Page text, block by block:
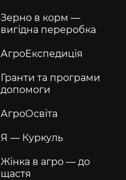
Зерно в корм —
вигідна переробка
АгроЕкспедиція
Гранти та програми
допомоги
АгроОсвіта
Я — Куркуль
Жінка в агро — до
щастя